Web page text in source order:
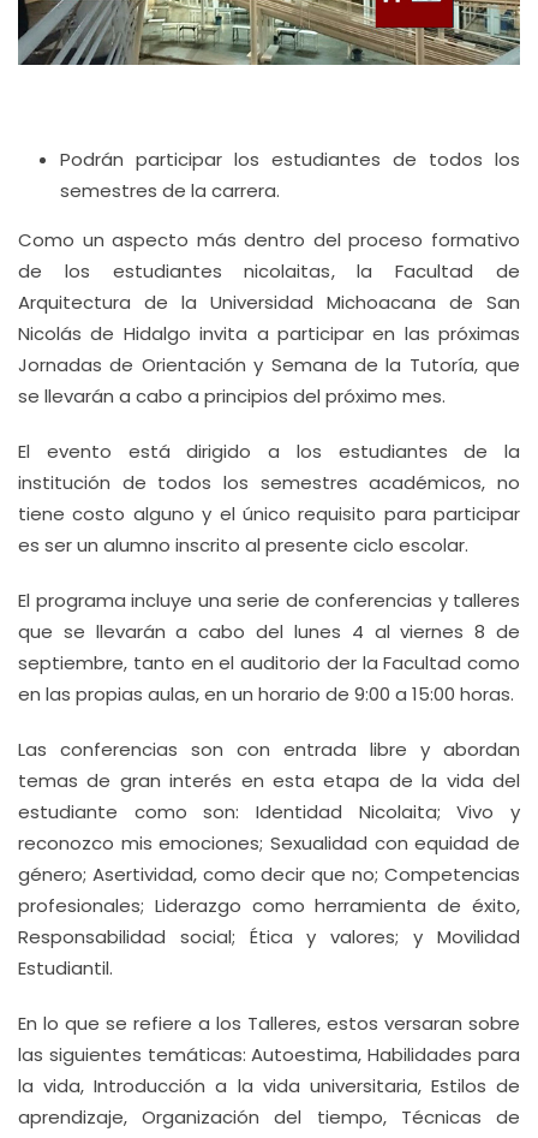
Podrán participar los estudiantes de todos los
semestres de la carrera.
Como un aspecto más dentro del proceso formativo
de los estudiantes nicolaitas, la Facultad de
Arquitectura de la Universidad Michoacana de San
Nicolás de Hidalgo invita a participar en las próximas
Jornadas de Orientación y Semana de la Tutoría, que
se llevarán a cabo a principios del próximo mes.
El evento está dirigido a los estudiantes de la
institución de todos los semestres académicos, no
tiene costo alguno y el único requisito para participar
es ser un alumno inscrito al presente ciclo escolar.
El programa incluye una serie de conferencias y talleres
que se llevarán a cabo del lunes 4 al viernes 8 de
septiembre, tanto en el auditorio der la Facultad como
en las propias aulas, en un horario de 9:00 a 15:00 horas.
Las conferencias son con entrada libre y abordan
temas de gran interés en esta etapa de la vida del
estudiante como son: Identidad Nicolaita; Vivo y
reconozco mis emociones; Sexualidad con equidad de
género; Asertividad, como decir que no; Competencias
profesionales; Liderazgo como herramienta de éxito,
Responsabilidad social; Ética y valores; y Movilidad
Estudiantil.
En lo que se refiere a los Talleres, estos versaran sobre
las siguientes temáticas: Autoestima, Habilidades para
la vida, Introducción a la vida universitaria, Estilos de
aprendizaje, Organización del tiempo, Técnicas de